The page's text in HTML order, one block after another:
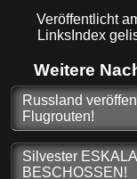
Veröffentlicht
LinksIndex
Weitere
Russland
Flugrouten!
Silvester
BESCHOSSEN!